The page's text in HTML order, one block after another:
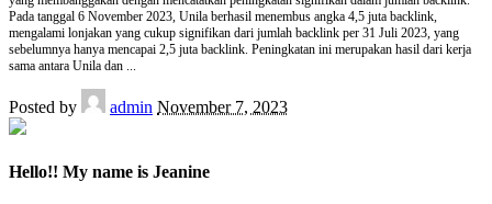
Pada tanggal 6 November 2023, Unila berhasil menembus angka 4,5 juta backlink,
mengalami lonjakan yang cukup signifikan dari jumlah backlink per 31 Juli 2023, yang
sebelumnya hanya mencapai 2,5 juta backlink. Peningkatan ini merupakan hasil dari kerja
sama antara Unila dan ...
Posted by admin November 7, 2023
Hello!! My name is Jeanine